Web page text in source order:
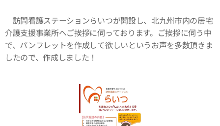
訪問看護ステーションらいつが開設し、北九州市内の居宅
介護支援事業所へご挨拶に伺っております。ご挨拶に伺う中
で、パンフレットを作成して欲しいというお声を多数頂きま
したので、作成しました！